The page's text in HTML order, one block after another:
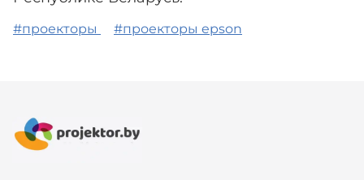
#проекторы #проекторы epson